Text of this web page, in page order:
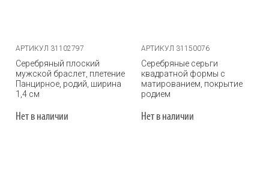
АРТИКУЛ 31102797
Серебряный плоский
мужской браслет, плетение
Панцирное, родий, ширина
1,4 см
Нет в наличии
АРТИКУЛ 31150076
Серебряные серьги
квадратной формы с
матированием, покрытие
родием
Нет в наличии